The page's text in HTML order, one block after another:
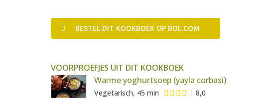
BESTEL DIT KOOKBOEK OP BOL.COM
VOORPROEFJES UIT DIT KOOKBOEK
Warme yoghurtsoep (yayla corbasi)
Vegetarisch, 45 min 8,0